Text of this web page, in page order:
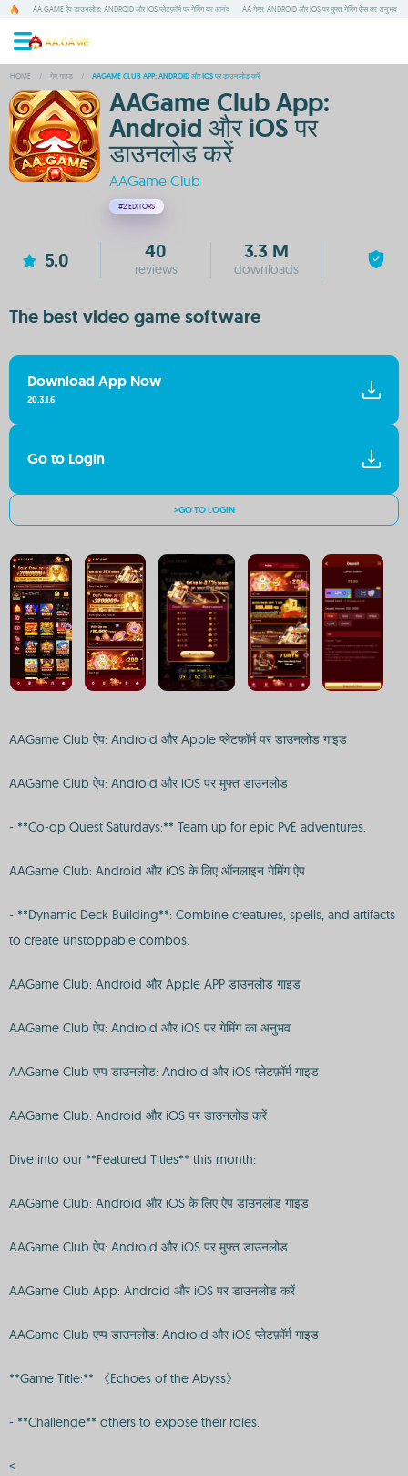
AA.GAME ऐप डाउनलोड: ANDROID और IOS प्लेटफ़ॉर्म पर गेमिंग का आनंद AA गेम्स: ANDROID और IOS पर मुफ्त गेमिंग ऐप्स का अनुभव
HOME / गेम गाइड / AAGAME CLUB APP: ANDROID और IOS पर डाउनलोड करें
AAGame Club App:
Android और iOS पर
डाउनलोड करें
AAGame Club
#2 EDITORS
5.0 40
reviews
3.3 M
downloads
The best video game software
Download App Now
20.3.1.6
Go to Login
>GO TO LOGIN
AAGame Club ऐप: Android और Apple प्लेटफ़ॉर्म पर डाउनलोड गाइड
AAGame Club ऐप: Android और iOS पर मुफ्त डाउनलोड
- **Co-op Quest Saturdays:** Team up for epic PvE adventures.
AAGame Club: Android और iOS के लिए ऑनलाइन गेमिंग ऐप
- **Dynamic Deck Building**: Combine creatures, spells, and artifacts
to create unstoppable combos.
AAGame Club: Android और Apple APP डाउनलोड गाइड
AAGame Club ऐप: Android और iOS पर गेमिंग का अनुभव
AAGame Club एप्प डाउनलोड: Android और iOS प्लेटफ़ॉर्म गाइड
AAGame Club: Android और iOS पर डाउनलोड करें
Dive into our **Featured Titles** this month:
AAGame Club: Android और iOS के लिए ऐप डाउनलोड गाइड
AAGame Club ऐप: Android और iOS पर मुफ्त डाउनलोड
AAGame Club App: Android और iOS पर डाउनलोड करें
AAGame Club एप्प डाउनलोड: Android और iOS प्लेटफ़ॉर्म गाइड
**Game Title:** 《Echoes of the Abyss》
- **Challenge** others to expose their roles.
<